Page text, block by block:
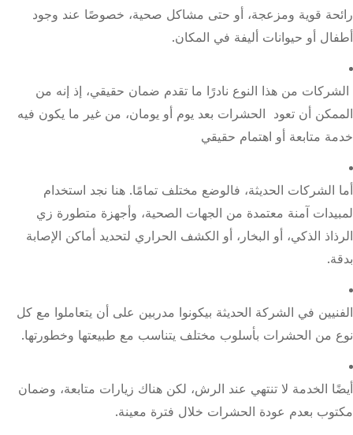
رائحة قوية ومزعجة، أو حتى مشاكل صحية، خصوصًا عند وجود
أطفال أو حيوانات أليفة في المكان.
الشركات من هذا النوع نادرًا ما تقدم ضمان حقيقي، إذ إنه من
الممكن أن تعود الحشرات بعد يوم أو يومان، من غير ما يكون فيه
خدمة متابعة أو اهتمام حقيقي
أما الشركات الحديثة، فالوضع مختلف تمامًا. هنا نجد استخدام
لمبيدات آمنة معتمدة من الجهات الصحية، وأجهزة متطورة زي
الرذاذ الذكي، أو البخار، أو الكشف الحراري لتحديد أماكن الإصابة
بدقة.
الفنيين في الشركة الحديثة بيكونوا مدربين على أن يتعاملوا مع كل
نوع من الحشرات بأسلوب مختلف يتناسب مع طبيعتها وخطورتها.
أيضًا الخدمة لا تنتهي عند الرش، لكن هناك زيارات متابعة، وضمان
مكتوب بعدم عودة الحشرات خلال فترة معينة.